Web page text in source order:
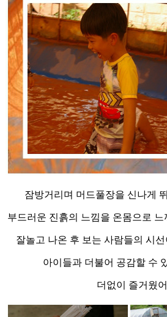
잠방거리며 머드풀장을 신나게
부드러운 진흙의 느낌을 온몸으로
잘놀고 나온 후 보는 사람들의 시
아이들과 더불어 공감할 수
더없이 즐거웠